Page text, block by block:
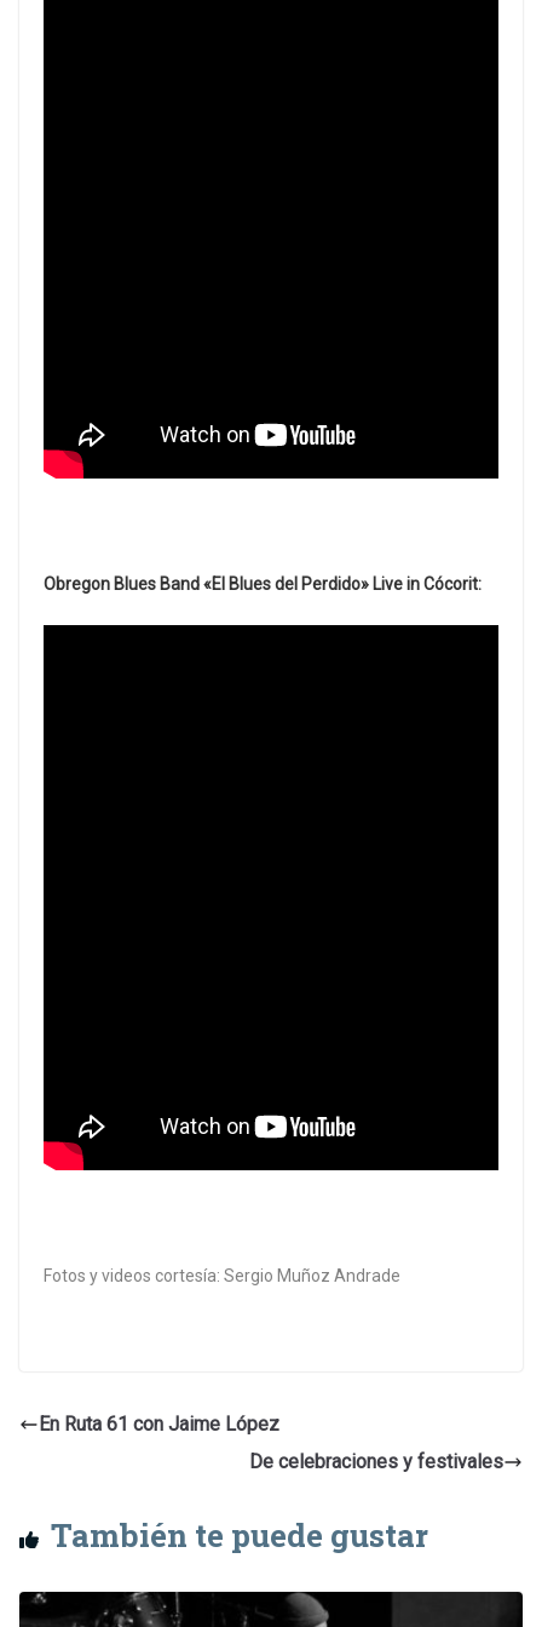
Obregon Blues Band «El Blues del Perdido» Live in Cócorit:
Fotos y videos cortesía: Sergio Muñoz Andrade
En Ruta 61 con Jaime López
De celebraciones y festivales
También te puede gustar